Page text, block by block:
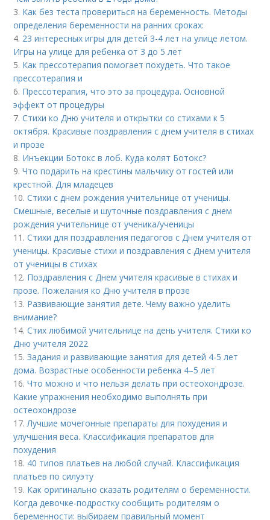
3. Как без теста провериться на беременность. Методы
определения беременности на ранних сроках:
4. 23 интересных игры для детей 3-4 лет на улице летом.
Игры на улице для ребенка от 3 до 5 лет
5. Как прессотерапия помогает похудеть. Что такое
прессотерапия и
6. Прессотерапия, что это за процедура. Основной
эффект от процедуры
7.Стихи ко Дню учителя и открытки со стихами к 5
октября. Красивые поздравления с днем учителя в стихах
и прозе
8. Инъекции Ботокс в лоб. Куда колят Ботокс?
9.Что подарить на крестины мальчику от гостей или
крестной. Для младецев
10.Стихи с днем рождения учительнице от ученицы.
Смешные, веселые и шуточные поздравления с днем
рождения учительнице от ученика/ученицы
11.Стихи для поздравления педагогов с Днем учителя от
ученицы. Красивые стихи и поздравления с Днем учителя
от ученицы в стихах
12. Поздравления с Днем учителя красивые в стихах и
прозе. Пожелания ко Дню учителя в прозе
13. Развивающие занятия дете. Чему важно уделить
внимание?
14.Стих любимой учительнице на день учителя. Стихи ко
Дню учителя 2022
15.Задания и развивающие занятия для детей 4-5 лет
дома. Возрастные особенности ребенка 4–5 лет
16.Что можно и что нельзя делать при остеохондрозе.
Какие упражнения необходимо выполнять при
остеохондрозе
17.Лучшие мочегонные препараты для похудения и
улучшения веса. Классификация препаратов для
похудения
18. 40 типов платьев на любой случай. Классификация
платьев по силуэту
19. Как оригинально сказать родителям о беременности.
Когда девочке-подростку сообщить родителям о
беременности: выбираем правильный момент